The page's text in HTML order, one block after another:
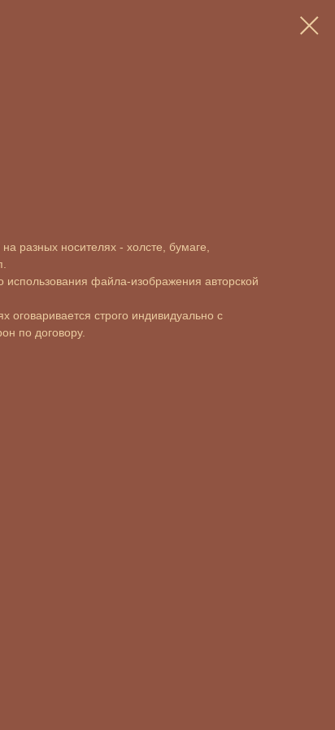
разных носителях - холсте, бумаге,
использования файла-изображения авторской
оговаривается строго индивидуально с
по договору.